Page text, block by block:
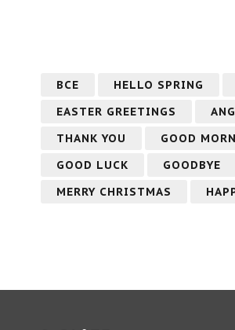
ВСЕ HELLO SPRING
EASTER GREETINGS
THANK YOU
GOOD
GOOD LUCK
GOODBYE
MERRY CHRISTMAS